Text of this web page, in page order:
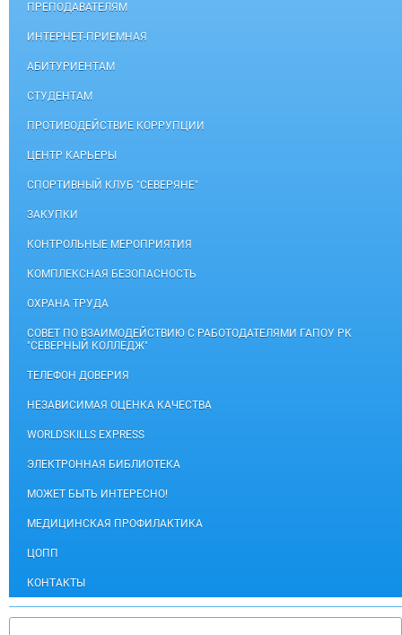
ПРЕПОДАВАТЕЛЯМ
ИНТЕРНЕТ-ПРИЕМНАЯ
АБИТУРИЕНТАМ
СТУДЕНТАМ
ПРОТИВОДЕЙСТВИЕ КОРРУПЦИИ
ЦЕНТР КАРЬЕРЫ
СПОРТИВНЫЙ КЛУБ "СЕВЕРЯНЕ"
ЗАКУПКИ
КОНТРОЛЬНЫЕ МЕРОПРИЯТИЯ
КОМПЛЕКСНАЯ БЕЗОПАСНОСТЬ
ОХРАНА ТРУДА
СОВЕТ ПО ВЗАИМОДЕЙСТВИЮ С РАБОТОДАТЕЛЯМИ ГАПОУ РК
"СЕВЕРНЫЙ КОЛЛЕДЖ"
ТЕЛЕФОН ДОВЕРИЯ
НЕЗАВИСИМАЯ ОЦЕНКА КАЧЕСТВА
WORLDSKILLS EXPRESS
ЭЛЕКТРОННАЯ БИБЛИОТЕКА
МОЖЕТ БЫТЬ ИНТЕРЕСНО!
МЕДИЦИНСКАЯ ПРОФИЛАКТИКА
ЦОПП
КОНТАКТЫ